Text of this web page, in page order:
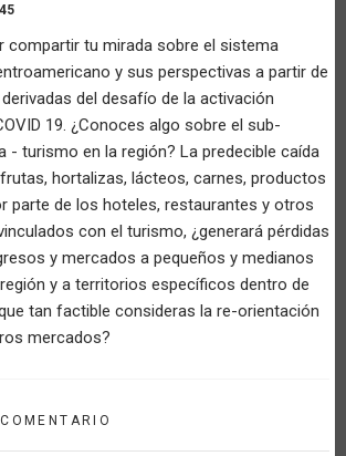
compartir tu mirada sobre el sistema
y sus perspectivas a partir de
del desafío de la activación
19. ¿Conoces algo sobre el sub-
- turismo en la región? La predecible caída
hortalizas, lácteos, carnes, productos
parte de los hoteles, restaurantes y otros
con el turismo, ¿generará pérdidas
y mercados a pequeños y medianos
y a territorios específicos dentro de
tan factible consideras la re-orientación
mercados?